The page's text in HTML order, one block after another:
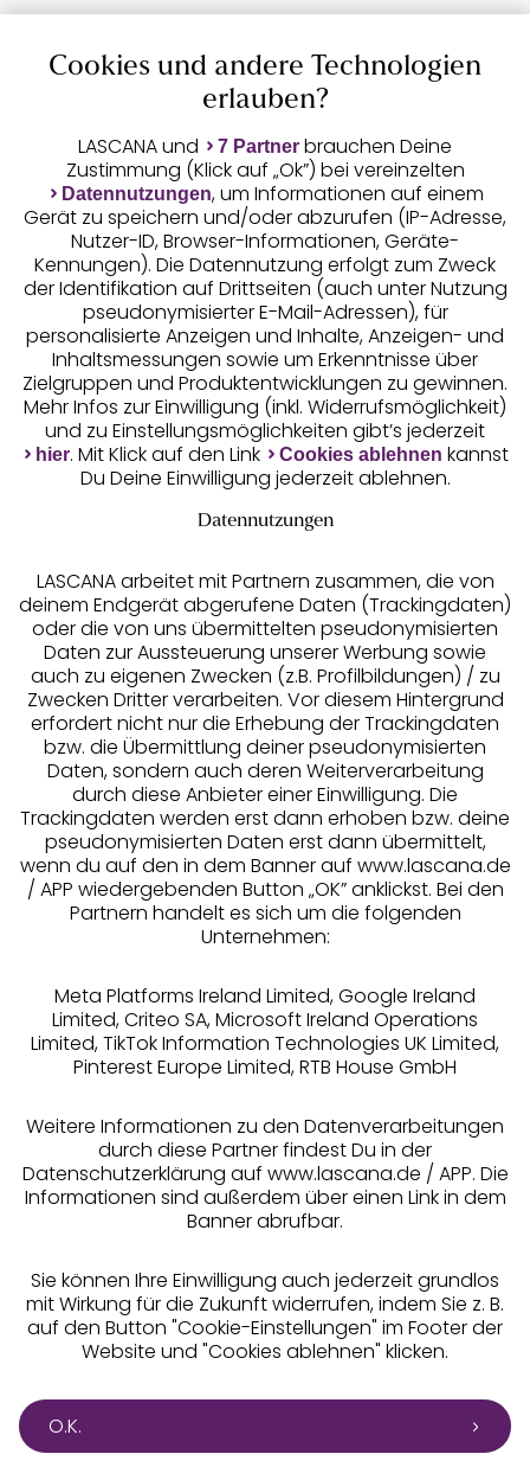
Auszeichnungen
Geprüfte Sicherheit
Unsere Apps
Services
Beratung
Über uns
Rechtliches
Alle Preise inkl. MwSt., zzgl.
Versandkosten
Cookies und andere Technologien
erlauben?
LASCANA und 7 Partner brauchen Deine
Zustimmung (Klick auf „Ok”) bei vereinzelten
Datennutzungen, um Informationen auf einem
Gerät zu speichern und/oder abzurufen (IP-Adresse,
Nutzer-ID, Browser-Informationen, Geräte-
Kennungen). Die Datennutzung erfolgt zum Zweck
der Identifikation auf Drittseiten (auch unter Nutzung
pseudonymisierter E-Mail-Adressen), für
personalisierte Anzeigen und Inhalte, Anzeigen- und
Inhaltsmessungen sowie um Erkenntnisse über
Zielgruppen und Produktentwicklungen zu gewinnen.
Mehr Infos zur Einwilligung (inkl. Widerrufsmöglichkeit)
und zu Einstellungsmöglichkeiten gibt’s jederzeit
hier. Mit Klick auf den Link Cookies ablehnen kannst
Du Deine Einwilligung jederzeit ablehnen.
Datennutzungen
LASCANA arbeitet mit Partnern zusammen, die von
deinem Endgerät abgerufene Daten (Trackingdaten)
oder die von uns übermittelten pseudonymisierten
Daten zur Aussteuerung unserer Werbung sowie
auch zu eigenen Zwecken (z.B. Profilbildungen) / zu
Zwecken Dritter verarbeiten. Vor diesem Hintergrund
erfordert nicht nur die Erhebung der Trackingdaten
bzw. die Übermittlung deiner pseudonymisierten
Daten, sondern auch deren Weiterverarbeitung
durch diese Anbieter einer Einwilligung. Die
Trackingdaten werden erst dann erhoben bzw. deine
pseudonymisierten Daten erst dann übermittelt,
wenn du auf den in dem Banner auf www.lascana.de
/ APP wiedergebenden Button „OK” anklickst. Bei den
Partnern handelt es sich um die folgenden
Unternehmen:
Meta Platforms Ireland Limited, Google Ireland
Limited, Criteo SA, Microsoft Ireland Operations
Limited, TikTok Information Technologies UK Limited,
Pinterest Europe Limited, RTB House GmbH
Weitere Informationen zu den Datenverarbeitungen
durch diese Partner findest Du in der
Datenschutzerklärung auf www.lascana.de / APP. Die
Informationen sind außerdem über einen Link in dem
Banner abrufbar.
Sie können Ihre Einwilligung auch jederzeit grundlos
mit Wirkung für die Zukunft widerrufen, indem Sie z. B.
auf den Button "Cookie-Einstellungen" im Footer der
Website und "Cookies ablehnen" klicken.
O.K.